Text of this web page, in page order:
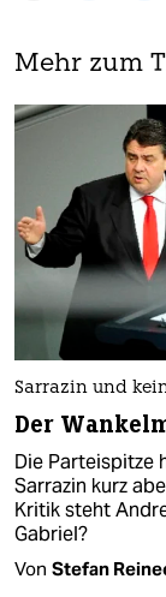
Mehr zum
Sarrazin und
Der
Die Parteispitze
Sarrazin kurz
Kritik steht
Gabriel?
Von Stefan